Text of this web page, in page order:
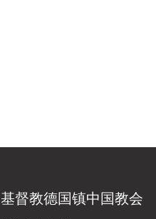
基督教德国镇中国教会